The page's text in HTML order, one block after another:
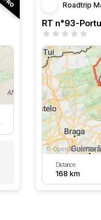
Roadtrip
RT n°93-
Distance
168 km